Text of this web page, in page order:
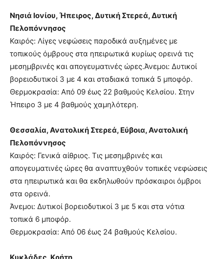
Νησιά Ιονίου, Ήπειρος, Δυτική Στερεά, Δυτική
Πελοπόννησος
Καιρός: Λίγες νεφώσεις παροδικά αυξημένες με
τοπικούς όμβρους στα ηπειρωτικά κυρίως ορεινά τις
μεσημβρινές και απογευματινές ώρες.Άνεμοι: Δυτικοί
βορειοδυτικοί 3 με 4 και σταδιακά τοπικά 5 μποφόρ.
Θερμοκρασία: Από 09 έως 22 βαθμούς Κελσίου. Στην
Ήπειρο 3 με 4 βαθμούς χαμηλότερη.
Θεσσαλία, Ανατολική Στερεά, Εύβοια, Ανατολική
Πελοπόννησος
Καιρός: Γενικά αίθριος. Τις μεσημβρινές και
απογευματινές ώρες θα αναπτυχθούν τοπικές νεφώσεις
στα ηπειρωτικά και θα εκδηλωθούν πρόσκαιροι όμβροι
στα ορεινά.
Άνεμοι: Δυτικοί βορειοδυτικοί 3 με 5 και στα νότια
τοπικά 6 μποφόρ.
Θερμοκρασία: Από 06 έως 24 βαθμούς Κελσίου.
Κυκλάδες, Κρήτη